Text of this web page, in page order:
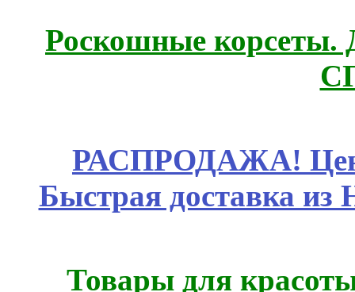
Роскошные корсеты.
РАСПРОДАЖА!
Быстрая доставка из
Товары для